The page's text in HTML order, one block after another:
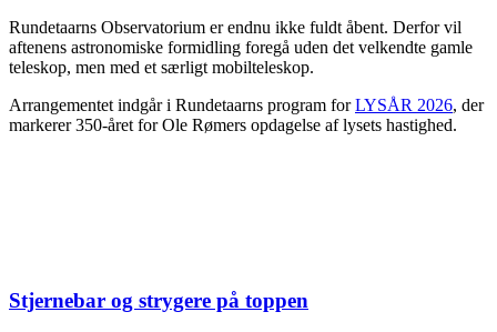
Rundetaarns Observatorium er endnu ikke fuldt åbent. Derfor vil
aftenens astronomiske formidling foregå uden det velkendte gamle
teleskop, men med et særligt mobilteleskop.
Arrangementet indgår i Rundetaarns program forLYSÅR 2026, der
markerer 350-året for Ole Rømers opdagelse af lysets hastighed.
Stjernebar og strygere på toppen